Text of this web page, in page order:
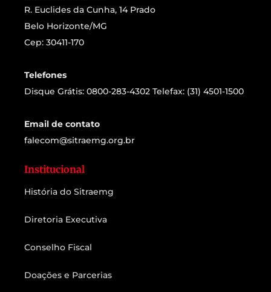
R. Euclides da Cunha, 14 Prado
Belo Horizonte/MG
Cep: 30411-170
Telefones
Disque Grátis: 0800-283-4302 Telefax: (31) 4501-1500
Email de contato
falecom@sitraemg.org.br
Institucional
História do Sitraemg
Diretoria Executiva
Conselho Fiscal
Doações e Parcerias